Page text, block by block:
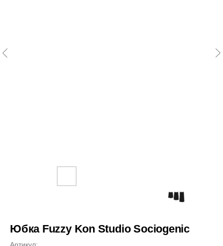
Юбка Fuzzy Kon Studio Sociogenic